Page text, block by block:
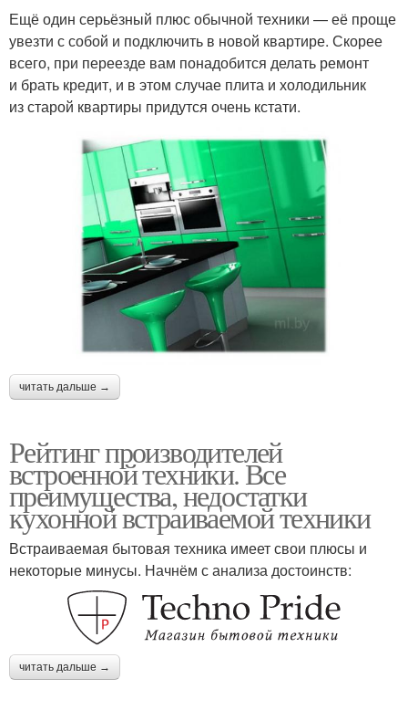
Ещё один серьёзный плюс обычной техники — её проще
увезти с собой и подключить в новой квартире. Скорее
всего, при переезде вам понадобится делать ремонт
и брать кредит, и в этом случае плита и холодильник
из старой квартиры придутся очень кстати.
читать дальше →
Рейтинг производителей
встроенной техники. Все
преимущества, недостатки
кухонной встраиваемой техники
Встраиваемая бытовая техника имеет свои плюсы и
некоторые минусы. Начнём с анализа достоинств:
читать дальше →